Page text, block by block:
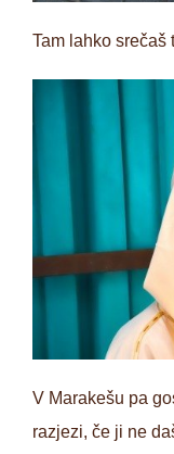
Tam lahko
V Marakešu pa
razjezi, če ji ne